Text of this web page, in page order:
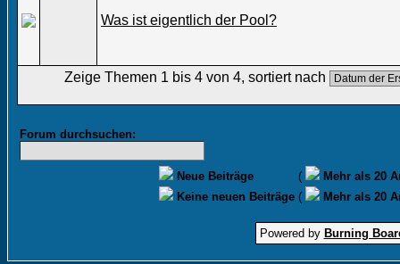
Was ist eigentlich der Pool?
Zeige Themen 1 bis 4 von 4, sortiert nach
Forum durchsuchen:
Neue Beiträge (
Mehr als 20
Keine neuen Beiträge ( Mehr als 20
Powered by Burning